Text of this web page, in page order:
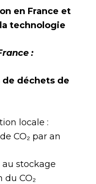
en France et
technologie
:
de déchets de
locale :
CO₂ par an
stockage
CO₂